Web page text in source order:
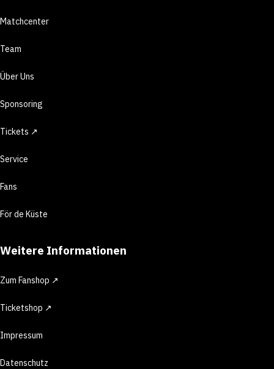
Matchcenter
Team
Über Uns
Sponsoring
Tickets ↗
Service
Fans
För de Küste
Weitere Informationen
Zum Fanshop ↗
Ticketshop ↗
Impressum
Datenschutz